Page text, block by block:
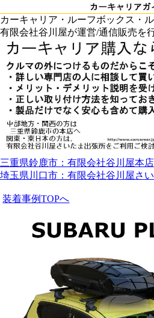
カーキャリア・ルーフボックス・
有限会社谷川屋が運営/通信販売を
三重県鈴鹿市：有限会社谷川屋本店
埼玉県川口市：有限会社谷川屋さ
装着事例TOPへ